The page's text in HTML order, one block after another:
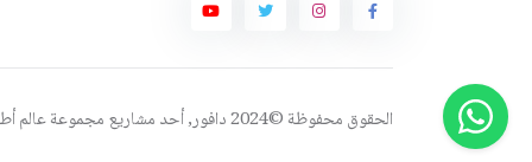
الحقوق محفوظة ©2024 دافور, أحد مشاريع مجموعة عالم